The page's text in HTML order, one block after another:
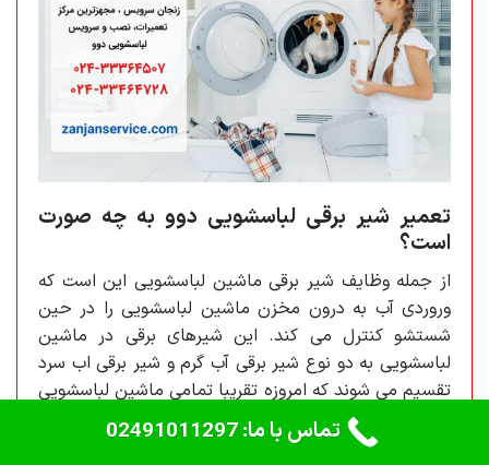
تعمیر شیر برقی لباسشویی دوو به چه صورت
است؟
از جمله وظایف شیر برقی ماشین لباسشویی این است که
وروردی آب به درون مخزن ماشین لباسشویی را در حین
شستشو کنترل می کند. این شیرهای برقی در ماشین
لباسشویی به دو نوع شیر برقی آب گرم و شیر برقی اب سرد
تقسیم می شوند که امروزه تقریبا تمامی ماشین لباسشویی
ها تنها مورد دوم یعنی شیر آب سرد را دارا هستند. اگر در
شیر آبی دستگاهتان مشکلی ایجاد شد آنرا به نمایندگی
تماس با ما: 02491011297